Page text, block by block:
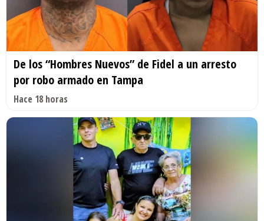
De los “Hombres Nuevos” de Fidel a un arresto
por robo armado en Tampa
Hace 18 horas